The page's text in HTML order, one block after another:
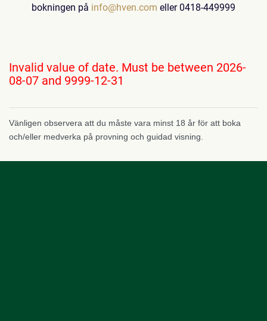
bokningen på info@hven.com eller 0418-449999
Invalid value of date. Must be between 2026-
08-07 and 9999-12-31
Vänligen observera att du måste vara minst 18 år för att boka
och/eller medverka på provning och guidad visning.